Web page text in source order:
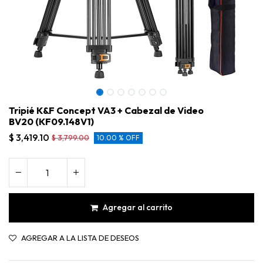
Tripié K&F Concept VA3 + Cabezal de Video
BV20 (KF09.148V1)
$ 3,419.10 $3,799.00 10.00 % OFF
Agregar al carrito
AGREGAR A LA LISTA DE DESEOS